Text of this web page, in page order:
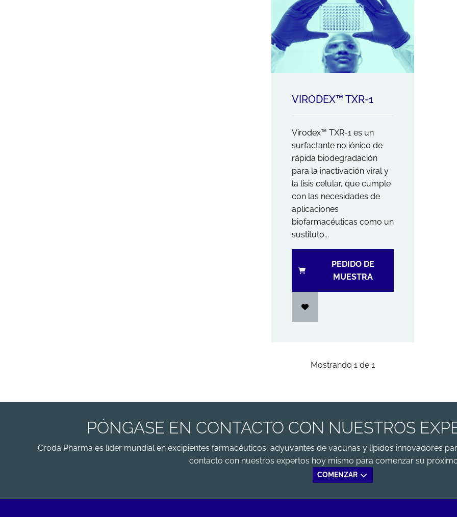
VIRODEX™ TXR-1
Virodex™ TXR-1 es un
surfactante no iónico de
rápida biodegradación
para la inactivación viral y
la lisis celular, que cumple
con las necesidades de
aplicaciones
biofarmacéuticas como un
sustituto...
PEDIDO DE
MUESTRA
Mostrando 1 de 1
PÓNGASE EN CONTACTO CON NUESTROS
Croda Pharma es líder mundial en excipientes farmacéuticos, adyuvantes de vacunas y lípidos innovadores
contacto con nuestros expertos hoy mismo para comenzar su
COMENZAR